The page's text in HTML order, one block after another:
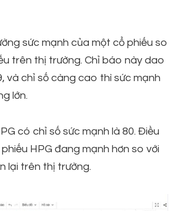
sức mạnh của một cổ phiếu so
trên thị trường. Chỉ báo này dao
và chỉ số càng cao thì sức mạnh
lớn.
có chỉ số sức mạnh là 80. Điều
HPG đang mạnh hơn so với
lại trên thị trường.